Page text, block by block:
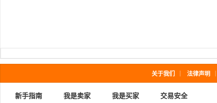
关于我们 法律声明
新手指南 我是卖家 我是买家 交易安全